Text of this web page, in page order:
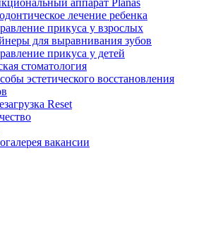
аппарат Planas
лечение ребенка
прикуса у взрослых
для выравнивания зубов
прикуса у детей
стоматология
эстетического восстановления
Reset
вакансии